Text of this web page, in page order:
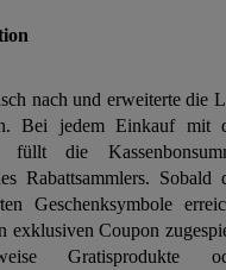
nach und erweiterte die
Bei jedem Einkauf mit
die
Rabattsammlers. Sobald
Geschenksymbole
exklusiven Coupon
Gratisprodukte